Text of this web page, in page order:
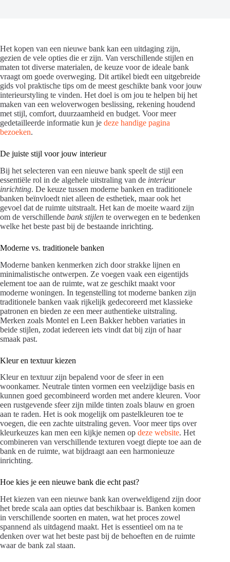
Het kopen van een nieuwe bank kan een uitdaging zijn,
gezien de vele opties die er zijn. Van verschillende stijlen en
maten tot diverse materialen, de keuze voor de ideale bank
vraagt om goede overweging. Dit artikel biedt een uitgebreide
gids vol praktische tips om de meest geschikte bank voor jouw
interieurstyling te vinden. Het doel is om jou te helpen bij het
maken van een weloverwogen beslissing, rekening houdend
met stijl, comfort, duurzaamheid en budget. Voor meer
gedetailleerde informatie kun je deze handige pagina
bezoeken.
De juiste stijl voor jouw interieur
Bij het selecteren van een nieuwe bank speelt de stijl een
essentiële rol in de algehele uitstraling van de interieur
inrichting. De keuze tussen moderne banken en traditionele
banken beïnvloedt niet alleen de esthetiek, maar ook het
gevoel dat de ruimte uitstraalt. Het kan de moeite waard zijn
om de verschillende bank stijlen te overwegen en te bedenken
welke het beste past bij de bestaande inrichting.
Moderne vs. traditionele banken
Moderne banken kenmerken zich door strakke lijnen en
minimalistische ontwerpen. Ze voegen vaak een eigentijds
element toe aan de ruimte, wat ze geschikt maakt voor
moderne woningen. In tegenstelling tot moderne banken zijn
traditionele banken vaak rijkelijk gedecoreerd met klassieke
patronen en bieden ze een meer authentieke uitstraling.
Merken zoals Montel en Leen Bakker hebben variaties in
beide stijlen, zodat iedereen iets vindt dat bij zijn of haar
smaak past.
Kleur en textuur kiezen
Kleur en textuur zijn bepalend voor de sfeer in een
woonkamer. Neutrale tinten vormen een veelzijdige basis en
kunnen goed gecombineerd worden met andere kleuren. Voor
een rustgevende sfeer zijn milde tinten zoals blauw en groen
aan te raden. Het is ook mogelijk om pastelkleuren toe te
voegen, die een zachte uitstraling geven. Voor meer tips over
kleurkeuzes kan men een kijkje nemen op deze website. Het
combineren van verschillende texturen voegt diepte toe aan de
bank en de ruimte, wat bijdraagt aan een harmonieuze
inrichting.
Hoe kies je een nieuwe bank die echt past?
Het kiezen van een nieuwe bank kan overweldigend zijn door
het brede scala aan opties dat beschikbaar is. Banken komen
in verschillende soorten en maten, wat het proces zowel
spannend als uitdagend maakt. Het is essentieel om na te
denken over wat het beste past bij de behoeften en de ruimte
waar de bank zal staan.